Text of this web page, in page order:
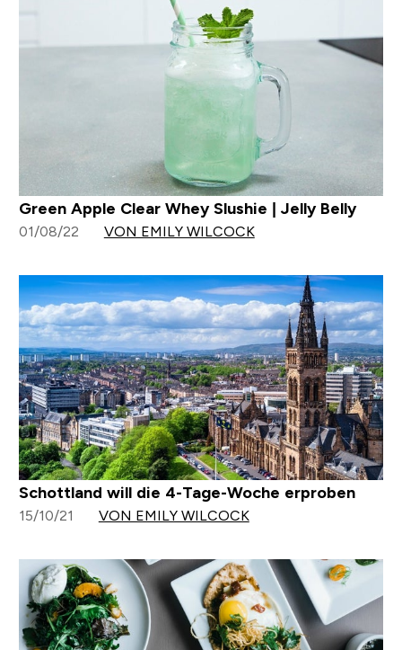
Green Apple Clear Whey Slushie | Jelly Belly
01/08/22 VON EMILY WILCOCK
Schottland will die 4-Tage-Woche erproben
15/10/21 VON EMILY WILCOCK